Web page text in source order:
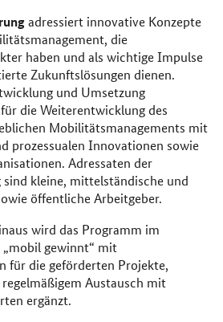
adressiert innovative Konzepte
die
haben und als wichtige Impulse
Zukunftslösungen dienen.
und Umsetzung
die Weiterentwicklung des
Mobilitätsmanagements mit
prozessualen Innovationen sowie
Adressaten der
kleine, mittelständische und
öffentliche Arbeitgeber.
wird das Programm im
gewinnt“ mit
für die geförderten Projekte,
Austausch mit
ergänzt.